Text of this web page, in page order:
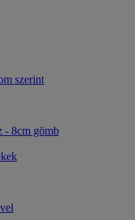
szerint
- 8cm gömb